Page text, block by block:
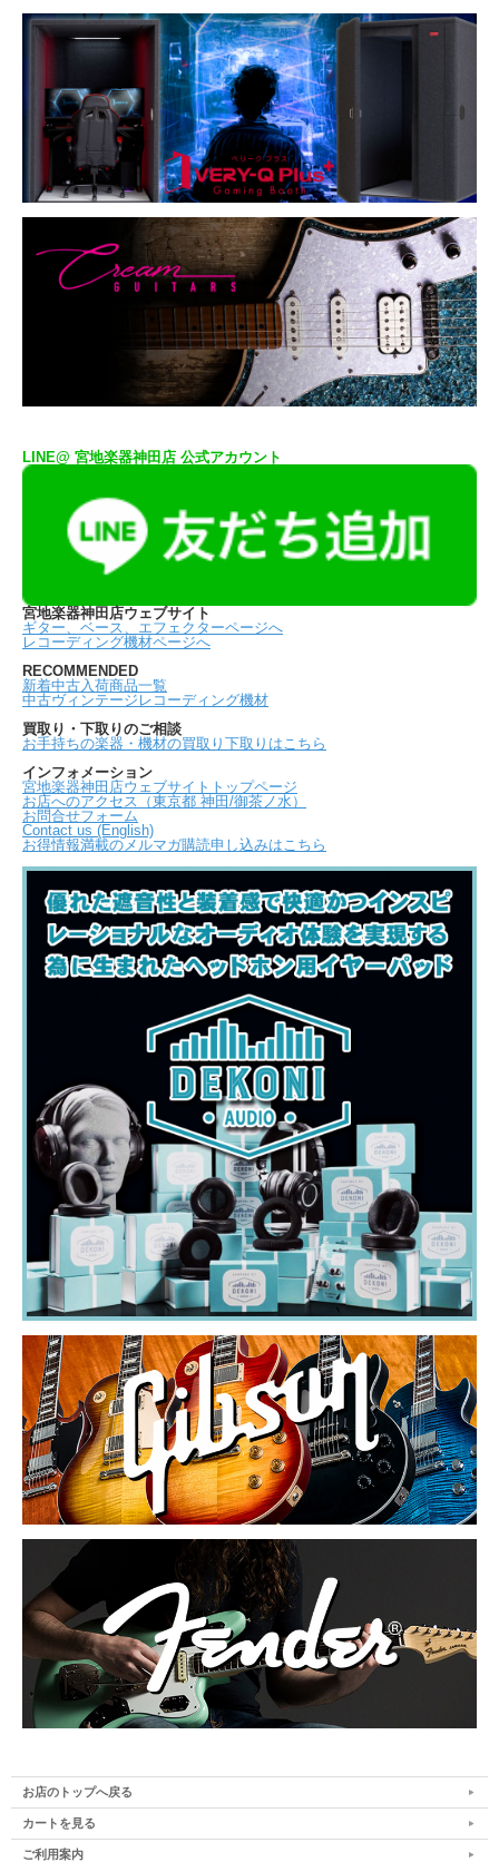
LINE@ 宮地楽器神田店 公式アカウント
宮地楽器神田店ウェブサイト
ギター、ベース、エフェクターページへ
レコーディング機材ページへ
RECOMMENDED
新着中古入荷商品一覧
中古ヴィンテージレコーディング機材
買取り・下取りのご相談
お手持ちの楽器・機材の買取り下取りはこちら
インフォメーション
宮地楽器神田店ウェブサイトトップページ
お店へのアクセス（東京都 神田/御茶ノ水）
お問合せフォーム
Contact us (English)
お得情報満載のメルマガ購読申し込みはこちら
お店のトップへ戻る
カートを見る
ご利用案内